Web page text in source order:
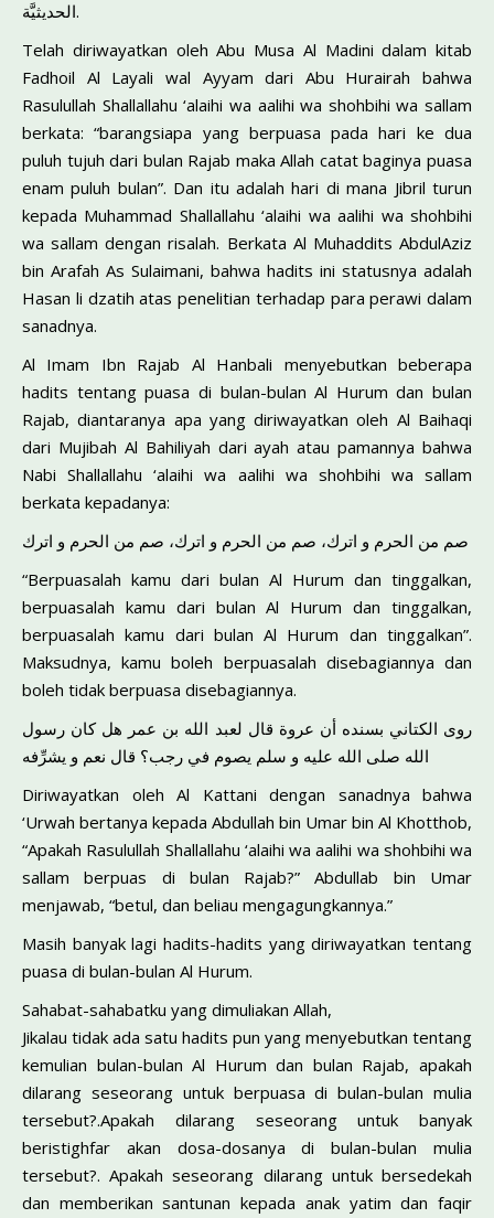
الحديثيَّة.
Telah diriwayatkan oleh Abu Musa Al Madini dalam kitab
Fadhoil Al Layali wal Ayyam dari Abu Hurairah bahwa
Rasulullah Shallallahu ‘alaihi wa aalihi wa shohbihi wa sallam
berkata: “barangsiapa yang berpuasa pada hari ke dua
puluh tujuh dari bulan Rajab maka Allah catat baginya puasa
enam puluh bulan”. Dan itu adalah hari di mana Jibril turun
kepada Muhammad Shallallahu ‘alaihi wa aalihi wa shohbihi
wa sallam dengan risalah. Berkata Al Muhaddits AbdulAziz
bin Arafah As Sulaimani, bahwa hadits ini statusnya adalah
Hasan li dzatih atas penelitian terhadap para perawi dalam
sanadnya.
Al Imam Ibn Rajab Al Hanbali menyebutkan beberapa
hadits tentang puasa di bulan-bulan Al Hurum dan bulan
Rajab, diantaranya apa yang diriwayatkan oleh Al Baihaqi
dari Mujibah Al Bahiliyah dari ayah atau pamannya bahwa
Nabi Shallallahu ‘alaihi wa aalihi wa shohbihi wa sallam
berkata kepadanya:
صم من الحرم و اترك، صم من الحرم و اترك، صم من الحرم و اترك
“Berpuasalah kamu dari bulan Al Hurum dan tinggalkan,
berpuasalah kamu dari bulan Al Hurum dan tinggalkan,
berpuasalah kamu dari bulan Al Hurum dan tinggalkan”.
Maksudnya, kamu boleh berpuasalah disebagiannya dan
boleh tidak berpuasa disebagiannya.
روى الكتاني بسنده أن عروة قال لعبد الله بن عمر هل كان رسول
الله صلى الله عليه و سلم يصوم في رجب؟ قال نعم و يشرِّفه
Diriwayatkan oleh Al Kattani dengan sanadnya bahwa
‘Urwah bertanya kepada Abdullah bin Umar bin Al Khotthob,
“Apakah Rasulullah Shallallahu ‘alaihi wa aalihi wa shohbihi wa
sallam berpuas di bulan Rajab?” Abdullab bin Umar
menjawab, “betul, dan beliau mengagungkannya.”
Masih banyak lagi hadits-hadits yang diriwayatkan tentang
puasa di bulan-bulan Al Hurum.
Sahabat-sahabatku yang dimuliakan Allah,
Jikalau tidak ada satu hadits pun yang menyebutkan tentang
kemulian bulan-bulan Al Hurum dan bulan Rajab, apakah
dilarang seseorang untuk berpuasa di bulan-bulan mulia
tersebut?.Apakah dilarang seseorang untuk banyak
beristighfar akan dosa-dosanya di bulan-bulan mulia
tersebut?. Apakah seseorang dilarang untuk bersedekah
dan memberikan santunan kepada anak yatim dan faqir